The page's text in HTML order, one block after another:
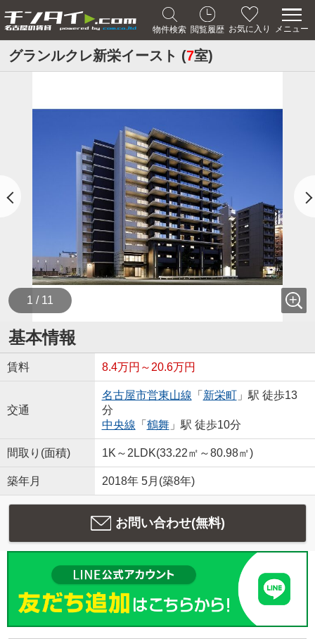
物件検索 閲覧履歴 お気に入り メニュー
グランルクレ新栄イースト (7室)
1 / 11
基本情報
賃料 8.4万円～20.6万円
交通
名古屋市営東山線 「 新栄町」駅 徒歩13
分
中央線 「 鶴舞」駅 徒歩10分
間取り(面積) 1K～2LDK(33.22㎡～80.98㎡)
築年月 2018年 5月(築8年)
お問い合わせ(無料)